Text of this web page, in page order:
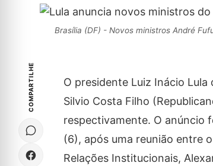
Brasília (DF) - Novos ministros André
COMPARTILHE
O presidente Luiz Inácio
Silvio Costa Filho
respectivamente. O anúncio
(6), após uma reunião entre
Relações Institucionais,